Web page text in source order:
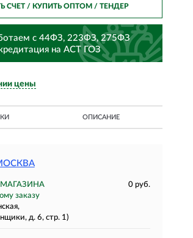
СЧЕТ / КУПИТЬ ОПТОМ/ ТЕНДЕР
с 44ФЗ, 223ФЗ, 275ФЗ
на АСТ ГОЗ
цены
ОПИСАНИЕ
0 руб.
заказу
д. 6, стр. 1)